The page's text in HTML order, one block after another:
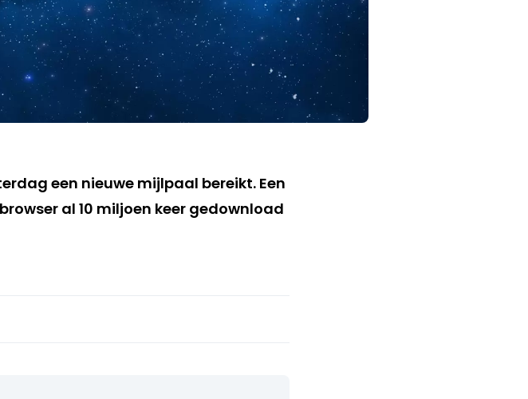
een nieuwe mijlpaal bereikt. Een
al 10 miljoen keer gedownload